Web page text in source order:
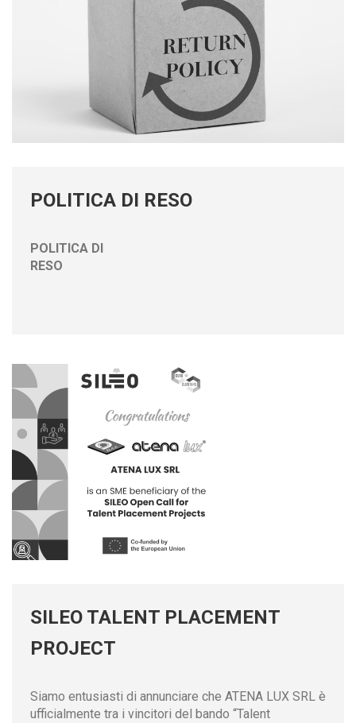
POLITICA DI RESO
POLITICA DI
RESO
SILEO TALENT PLACEMENT
PROJECT
Siamo entusiasti di annunciare che ATENA LUX SRL è
ufficialmente tra i vincitori del bando “Talent